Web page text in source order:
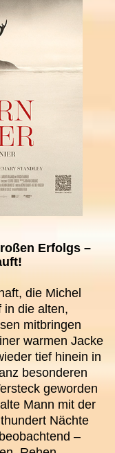
Erfolgs –
die Michel
in die alten,
mitbringen
warmen Jacke
tief hinein in
besonderen
geworden
Mann mit der
Nächte
–